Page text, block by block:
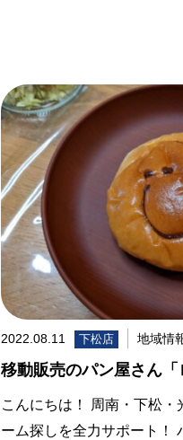
2022.08.11 下松店 地域情
移動販売のパン屋さん「
こんにちは！ 周南・下松・
ーム探しを全力サポート！